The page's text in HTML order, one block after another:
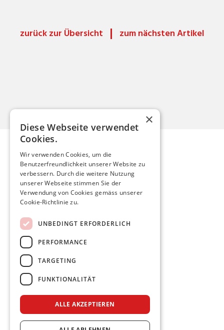
zurück zur Übersicht zum nächsten Artikel
Mario Röthlisberger
mario.roethlisberger@kfnmail.ch
Home
Aktuelles
Meine Politik
Persönlich
Facebook
Instagram
Impressum & Datenschutz
×
Diese Webseite verwendet
Cookies.
Wir verwenden Cookies, um die
Benutzerfreundlichkeit unserer Website zu
verbessern. Durch die weitere Nutzung
unserer Webseite stimmen Sie der
Verwendung von Cookies gemäss unserer
Cookie-Richtlinie zu.
UNBEDINGT ERFORDERLICH
PERFORMANCE
TARGETING
FUNKTIONALITÄT
ALLE AKZEPTIEREN